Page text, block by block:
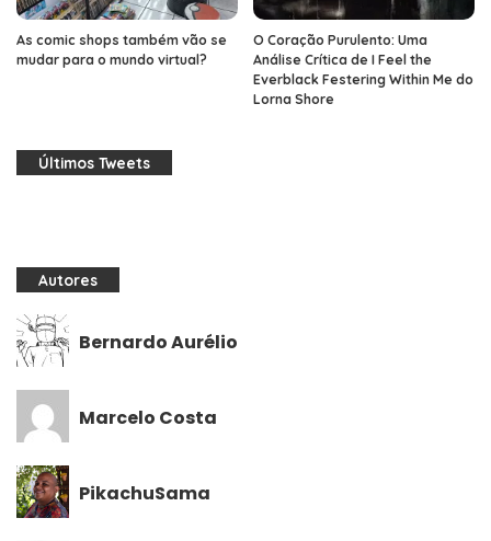
As comic shops também vão se
mudar para o mundo virtual?
O Coração Purulento: Uma
Análise Crítica de I Feel the
Everblack Festering Within Me do
Lorna Shore
Últimos Tweets
Autores
Bernardo Aurélio
Marcelo Costa
PikachuSama